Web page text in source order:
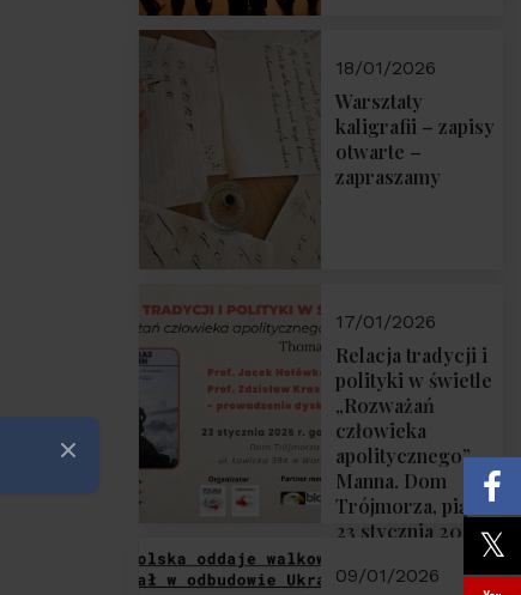
18/01/2026
Warsztaty
kaligrafii – zapisy
otwarte –
zapraszamy
17/01/2026
Relacja tradycji i
polityki w świetle
„Rozważań
człowieka
apolitycznego”
Manna. Dom
Trójmorza, piątek
23 stycznia 2026
Zapraszamy!
09/01/2026
Zamknij